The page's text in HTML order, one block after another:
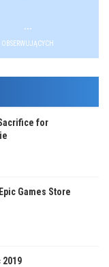
...
OBSERWUJĄCYCH
for
Games Store